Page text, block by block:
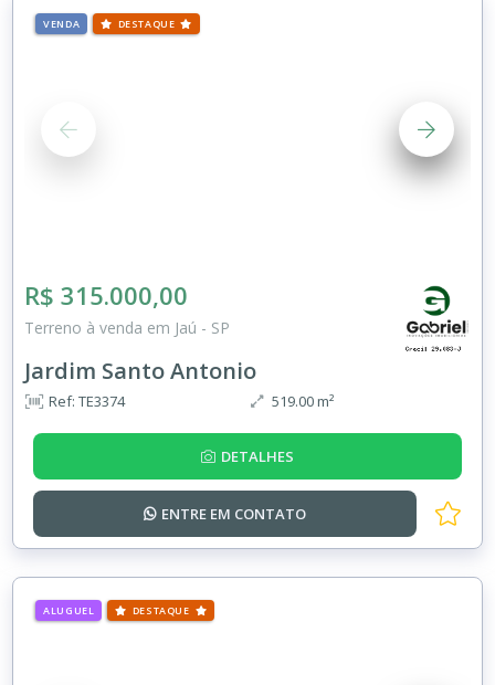
VENDA DESTAQUE
R$ 315.000,00
Terreno à venda em Jaú - SP
Jardim Santo Antonio
Ref: TE3374 519.00 m²
DETALHES
ENTRE EM CONTATO
ALUGUEL DESTAQUE